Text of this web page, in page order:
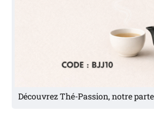
Découvrez Thé-Passion, notre